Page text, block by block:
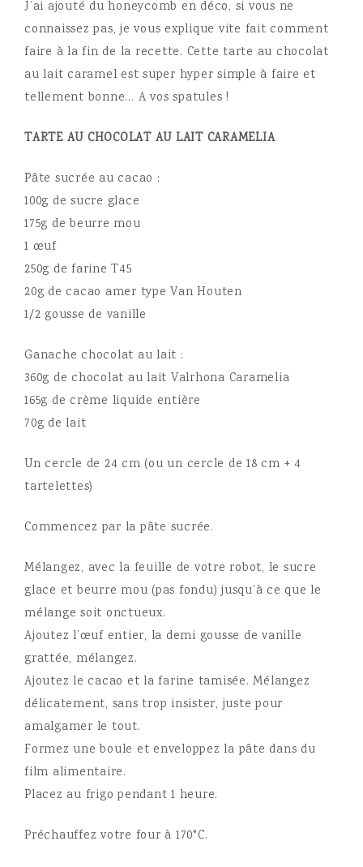
J’ai ajouté du honeycomb en déco, si vous ne
connaissez pas, je vous explique vite fait comment
faire à la fin de la recette. Cette tarte au chocolat
au lait caramel est super hyper simple à faire et
tellement bonne… A vos spatules !
TARTE AU CHOCOLAT AU LAIT CARAMELIA
Pâte sucrée au cacao :
100g de sucre glace
175g de beurre mou
1 œuf
250g de farine T45
20g de cacao amer type Van Houten
1/2 gousse de vanille
Ganache chocolat au lait :
360g de chocolat au lait Valrhona Caramelia
165g de crème liquide entière
70g de lait
Un cercle de 24 cm (ou un cercle de 18 cm + 4
tartelettes)
Commencez par la pâte sucrée.
Mélangez, avec la feuille de votre robot, le sucre
glace et beurre mou (pas fondu) jusqu’à ce que le
mélange soit onctueux.
Ajoutez l’œuf entier, la demi gousse de vanille
grattée, mélangez.
Ajoutez le cacao et la farine tamisée. Mélangez
délicatement, sans trop insister, juste pour
amalgamer le tout.
Formez une boule et enveloppez la pâte dans du
film alimentaire.
Placez au frigo pendant 1 heure.
Préchauffez votre four à 170°C.